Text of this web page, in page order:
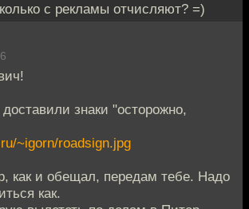
с рекламы отчисляют? =)
знаки "осторожно,
~igorn/roadsign.jpg
как и обещал, передам тебе. Надо
как.